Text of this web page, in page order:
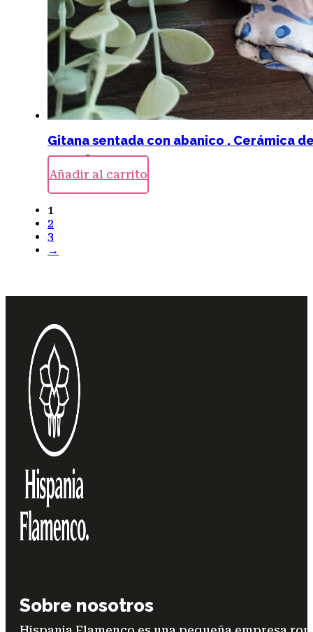
Gitana sentada con abanico . Cerámica
23,00€
Añadir al carrito
1
2
3
→
Sobre nosotros